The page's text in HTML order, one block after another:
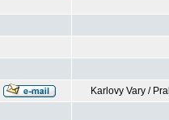
Karlovy Vary /